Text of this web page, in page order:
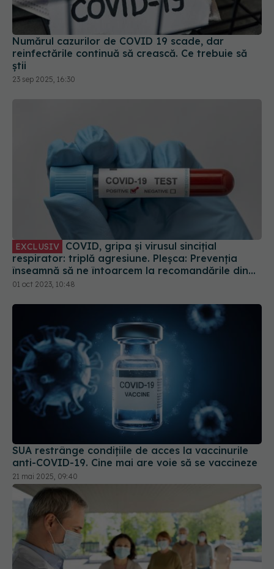
Numărul cazurilor de COVID 19 scade, dar
reinfectările continuă să crească. Ce trebuie să
știi
23 sep 2025, 16:30
EXCLUSIV
respirator: triplă agresiune. Pleșca: Prevenția
înseamnă să ne întoarcem la recomandările din
timpul pandemiei!
01 oct 2023, 10:48
SUA restrânge condiţiile de acces la vaccinurile
anti-COVID-19. Cine mai are voie să se vaccineze
21 mai 2025, 09:40